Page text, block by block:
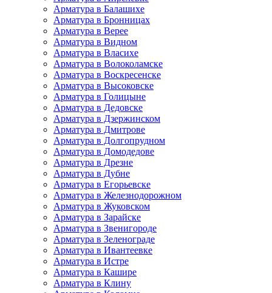
Арматура в Балашихе
Арматура в Бронницах
Арматура в Верее
Арматура в Видном
Арматура в Власихе
Арматура в Волоколамске
Арматура в Воскресенске
Арматура в Высоковске
Арматура в Голицыне
Арматура в Дедовске
Арматура в Дзержинском
Арматура в Дмитрове
Арматура в Долгопрудном
Арматура в Домодедове
Арматура в Дрезне
Арматура в Дубне
Арматура в Егорьевске
Арматура в Железнодорожном
Арматура в Жуковском
Арматура в Зарайске
Арматура в Звенигороде
Арматура в Зеленограде
Арматура в Ивантеевке
Арматура в Истре
Арматура в Кашире
Арматура в Клину